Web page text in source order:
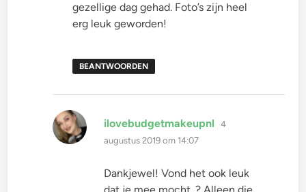
gezellige dag gehad. Foto’s zijn heel
erg leuk geworden!
BEANTWOORDEN
ilovebudgetmakeupnl schreef:
4
augustus 2019 om 14:07
Dankjewel! Vond het ook leuk